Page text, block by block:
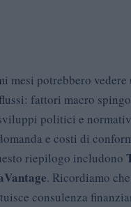
mesi potrebbero vedere
fattori macro
politici e
e costi di
riepilogo includono
. Ricordiamo
consulenza